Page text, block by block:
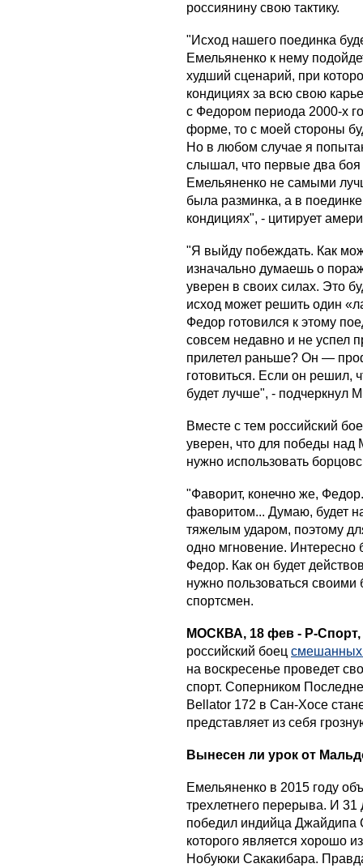
россиянину свою тактику.
"Исход нашего поединка
Емельяненко к нему
худший сценарий, при
кондициях за всю свою
с Федором периода 2000-х
форме, то с моей стороны
Но в любом случае я
слышал, что первые два
Емельяненко не самыми
была разминка, а в
кондициях", - цитирует
"Я выйду побеждать. Как
изначально думаешь о
уверен в своих силах. Это
исход может решить один
Федор готовился к этому
совсем недавно и не успел
прилетел раньше? Он —
готовиться. Если он решил,
будет лучше", - подчеркнул
Вместе с тем российский
уверен, что для победы
нужно использовать
"Фаворит, конечно же,
фаворитом... Думаю, будет
тяжелым ударом, поэтому
одно мгновение. Интересно
Федор. Как он будет
нужно пользоваться
спортсмен.
МОСКВА, 18 фев - Р-
российский боец смешанных
на воскресенье проведет
спорт. Соперником
Bellator 172 в Сан-Хосе
представляет из себя
Вынесен ли урок от
Емельяненко в 2015 году
трехлетнего перерыва. И
победил индийца Джайдипа
которого является хорошо
Нобуюки Сакакибара.